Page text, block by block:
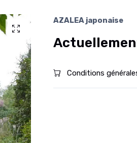
AZALEA japonaise
Conditions